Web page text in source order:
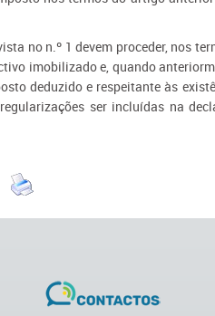
no n.º 1 devem proceder, nos
imobilizado e, quando
deduzido e respeitante às
ser incluídas na